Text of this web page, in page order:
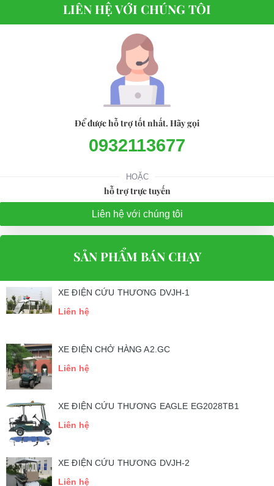
LIÊN HỆ VỚI CHÚNG TÔI
Để được hỗ trợ tốt nhất. Hãy gọi
0932113677
HOẶC
hỗ trợ trực tuyến
Liên hệ với chúng tôi
SẢN PHẨM BÁN CHẠY
XE ĐIỆN CỨU THƯƠNG DVJH-1
Liên hệ
XE ĐIỆN CHỞ HÀNG A2.GC
Liên hệ
XE ĐIỆN CỨU THƯƠNG EAGLE EG2028TB1
Liên hệ
XE ĐIỆN CỨU THƯƠNG DVJH-2
Liên hệ